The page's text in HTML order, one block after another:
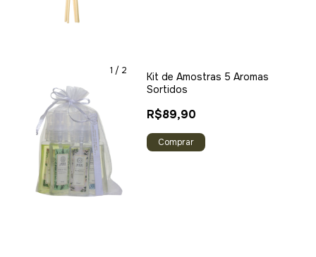
1 / 2
Kit de Amostras 5 Aromas
Sortidos
R$89,90